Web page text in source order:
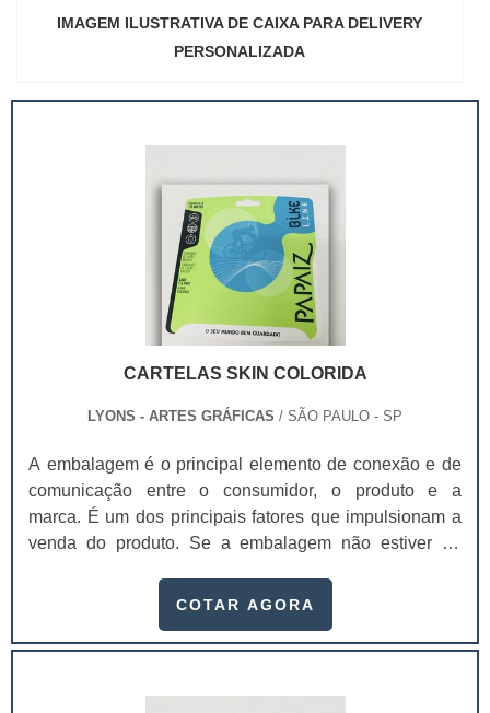
IMAGEM ILUSTRATIVA DE CAIXA PARA DELIVERY
PERSONALIZADA
CARTELAS SKIN COLORIDA
LYONS - ARTES GRÁFICAS / SÃO PAULO - SP
A embalagem é o principal elemento de conexão e de
comunicação entre o consumidor, o produto e a
marca. É um dos principais fatores que impulsionam a
venda do produto. Se a embalagem não estiver de
o compra, a chance do consumidor não perceber o
são as principais elementos de comunicação entre o
colorida precisam agregar valor e representar muito
COTAR AGORA